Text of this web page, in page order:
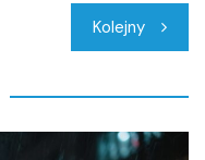
Kolejny